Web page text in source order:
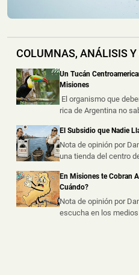
Sospechoso por
Colonia Victoria
Las cámaras del
Marihuana
📅 8 ago 2026
Un presunto
un operativo policial
COLUMNAS, ANÁLISIS Y
Un Tucán
Misiones
El organismo que
rica de Argentina no
El Subsidio que Nadie
Nota de opinión por
una tienda del centro
En Misiones te Cobran
Cuándo?
Nota de opinión por
escucha en los